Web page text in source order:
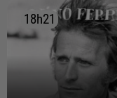
18h21
18h21